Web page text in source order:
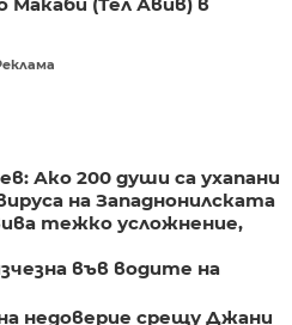
Ако 200 души са ухапани
на Западнонилската
тежко усложнение,
във водите на
недоверие срещу Джани